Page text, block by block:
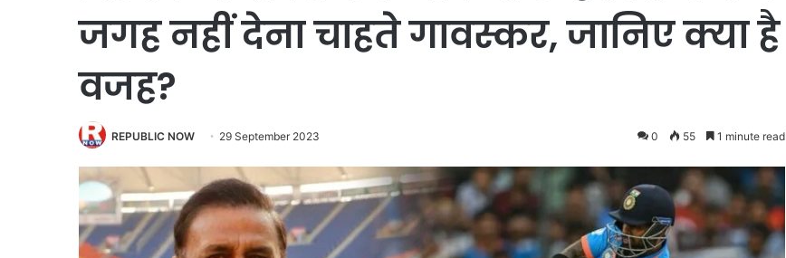
जगह नहीं देना चाहते गावस्कर, जानिए क्या है
वजह?
REPUBLIC NOW 29 September 2023 0 55 1 minute read